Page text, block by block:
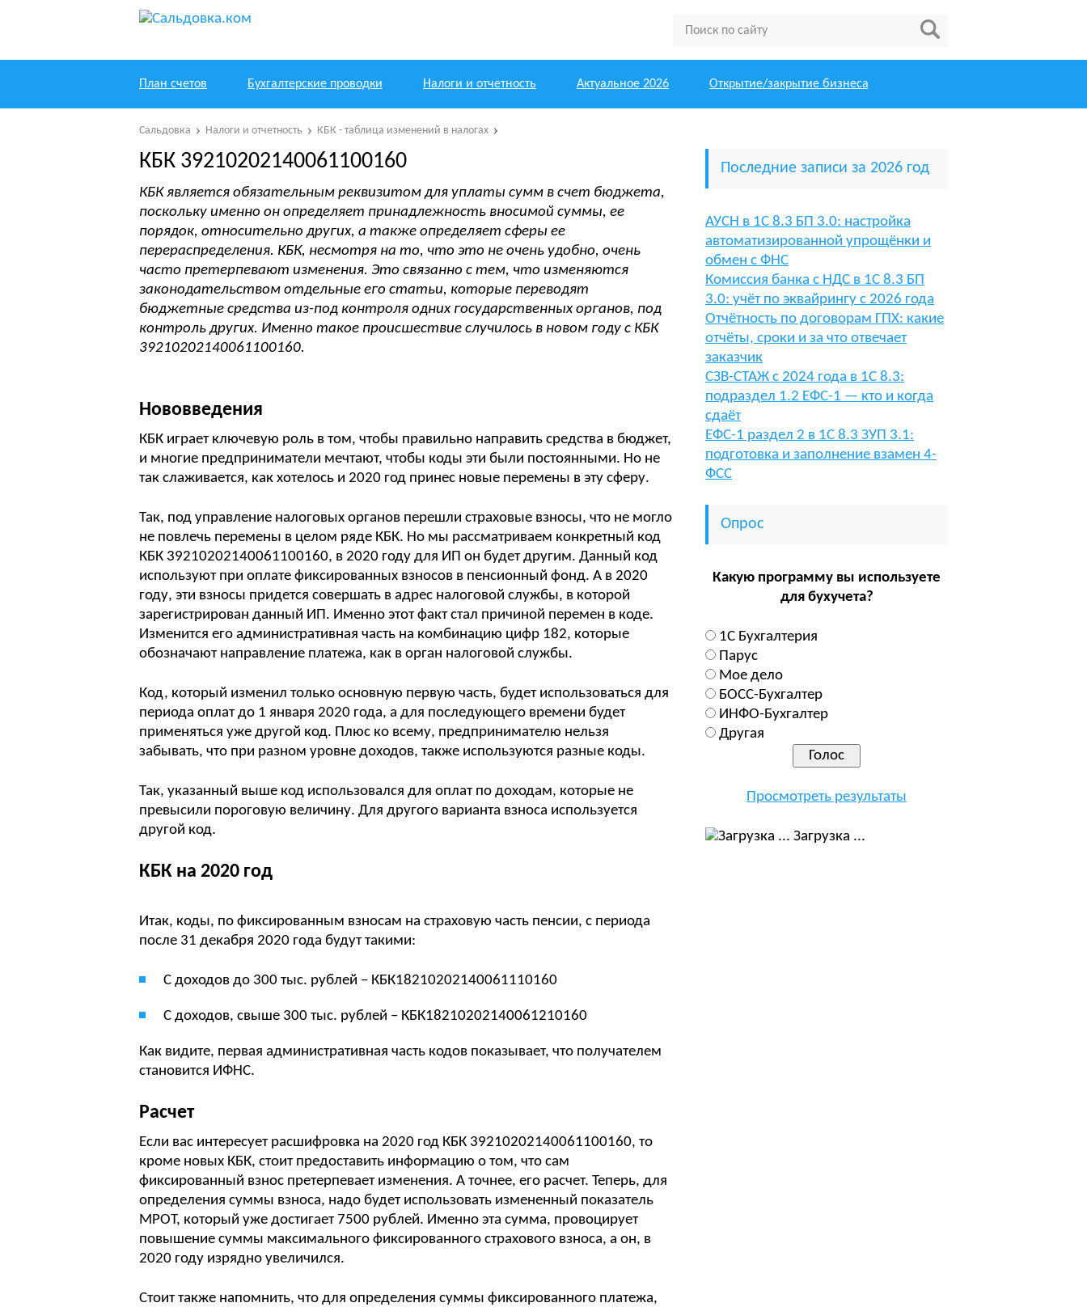
План счетов Бухгалтерские проводки Налоги и отчетность Актуальное 2026 Открытие/закрытие бизнеса
Сальдовка Налоги и отчетность КБК - таблица изменений в налогах
КБК 39210202140061100160
КБК является обязательным реквизитом для уплаты сумм в счет бюджета,
поскольку именно он определяет принадлежность вносимой суммы, ее
порядок, относительно других, а также определяет сферы ее
перераспределения. КБК, несмотря на то, что это не очень удобно, очень
часто претерпевают изменения. Это связанно с тем, что изменяются
законодательством отдельные его статьи, которые переводят
бюджетные средства из-под контроля одних государственных органов, под
контроль других. Именно такое происшествие случилось в новом году с КБК
39210202140061100160.
Нововведения
КБК играет ключевую роль в том, чтобы правильно направить средства в бюджет,
и многие предприниматели мечтают, чтобы коды эти были постоянными. Но не
так слаживается, как хотелось и 2020 год принес новые перемены в эту сферу.
Так, под управление налоговых органов перешли страховые взносы, что не могло
не повлечь перемены в целом ряде КБК. Но мы рассматриваем конкретный код
КБК 39210202140061100160, в 2020 году для ИП он будет другим. Данный код
используют при оплате фиксированных взносов в пенсионный фонд. А в 2020
году, эти взносы придется совершать в адрес налоговой службы, в которой
зарегистрирован данный ИП. Именно этот факт стал причиной перемен в коде.
Изменится его административная часть на комбинацию цифр 182, которые
обозначают направление платежа, как в орган налоговой службы.
Код, который изменил только основную первую часть, будет использоваться для
периода оплат до 1 января 2020 года, а для последующего времени будет
применяться уже другой код. Плюс ко всему, предпринимателю нельзя
забывать, что при разном уровне доходов, также используются разные коды.
Так, указанный выше код использовался для оплат по доходам, которые не
превысили пороговую величину. Для другого варианта взноса используется
другой код.
КБК на 2020 год
Итак, коды, по фиксированным взносам на страховую часть пенсии, с периода
после 31 декабря 2020 года будут такими:
С доходов до 300 тыс. рублей – КБК18210202140061110160
С доходов, свыше 300 тыс. рублей – КБК18210202140061210160
Как видите, первая административная часть кодов показывает, что получателем
становится ИФНС.
Расчет
Если вас интересует расшифровка на 2020 год КБК 39210202140061100160, то
кроме новых КБК, стоит предоставить информацию о том, что сам
фиксированный взнос претерпевает изменения. А точнее, его расчет. Теперь, для
определения суммы взноса, надо будет использовать измененный показатель
МРОТ, который уже достигает 7500 рублей. Именно эта сумма, провоцирует
повышение суммы максимального фиксированного страхового взноса, а он, в
2020 году изрядно увеличился.
Стоит также напомнить, что для определения суммы фиксированного платежа,
Последние записи за 2026 год
АУСН в 1С 8.3 БП 3.0: настройка
автоматизированной упрощёнки и
обмен с ФНС
Комиссия банка с НДС в 1С 8.3 БП
3.0: учёт по эквайрингу с 2026 года
Отчётность по договорам ГПХ: какие
отчёты, сроки и за что отвечает
заказчик
СЗВ-СТАЖ с 2024 года в 1С 8.3:
подраздел 1.2 ЕФС-1 — кто и когда
сдаёт
ЕФС-1 раздел 2 в 1С 8.3 ЗУП 3.1:
подготовка и заполнение взамен 4-
ФСС
Опрос
Какую программу вы используете
для бухучета?
1С Бухгалтерия
Парус
Мое дело
БОСС-Бухгалтер
ИНФО-Бухгалтер
Другая
Просмотреть результаты
Загрузка ...